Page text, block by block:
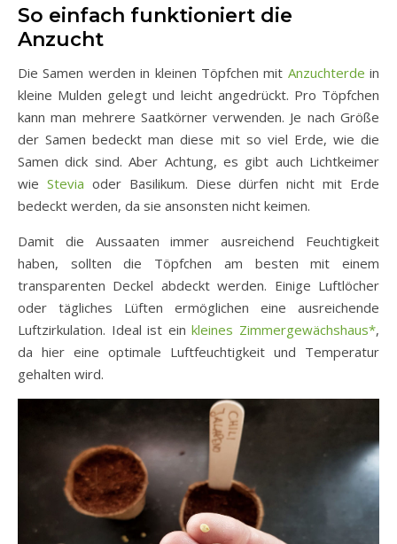
So einfach funktioniert die
Anzucht
Die Samen werden in kleinen Töpfchen mit Anzuchterde in
kleine Mulden gelegt und leicht angedrückt. Pro Töpfchen
kann man mehrere Saatkörner verwenden. Je nach Größe
der Samen bedeckt man diese mit so viel Erde, wie die
Samen dick sind. Aber Achtung, es gibt auch Lichtkeimer
wie Stevia oder Basilikum. Diese dürfen nicht mit Erde
bedeckt werden, da sie ansonsten nicht keimen.
Damit die Aussaaten immer ausreichend Feuchtigkeit
haben, sollten die Töpfchen am besten mit einem
transparenten Deckel abdeckt werden. Einige Luftlöcher
oder tägliches Lüften ermöglichen eine ausreichende
Luftzirkulation. Ideal ist einkleines Zimmergewächshaus*,
da hier eine optimale Luftfeuchtigkeit und Temperatur
gehalten wird.